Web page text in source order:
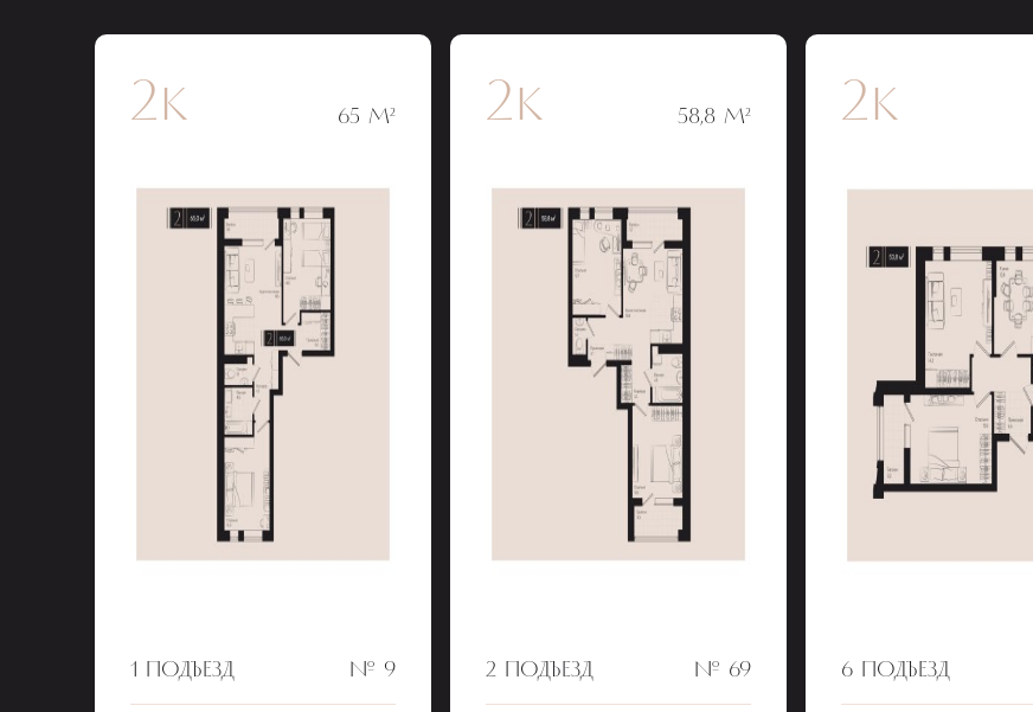
2к 65 М²
1 ПОДЪЕЗД № 9
2к 58,8 М²
2 ПОДЪЕЗД № 69
2к
6 ПОДЪЕЗД